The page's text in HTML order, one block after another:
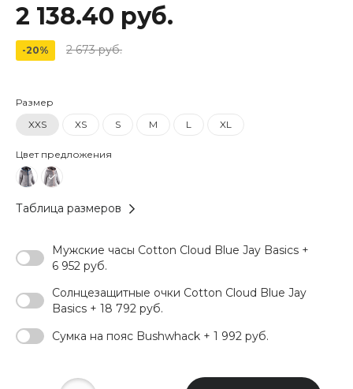
2 138.40 руб.
-20% 2 673 руб.
Размер
XXS
XS S M L XL
Цвет предложения
Таблица размеров
Мужские часы Cotton Cloud Blue Jay Basics +
6 952 руб.
Солнцезащитные очки Cotton Cloud Blue Jay
Basics + 18 792 руб.
Сумка на пояс Bushwhack + 1 992 руб.